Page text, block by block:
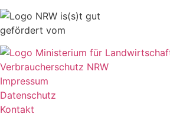
gefördert vom
Impressum
Datenschutz
Kontakt